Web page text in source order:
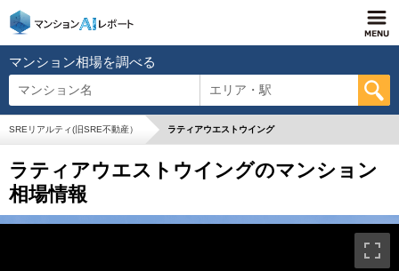
マンション相場を調べる
マンション名 エリア・駅
SREリアルティ(旧SRE不動産） ラティアウエストウイング
ラティアウエストウイングのマンション
相場情報